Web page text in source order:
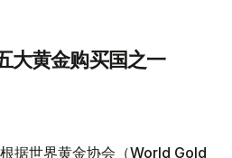
大黄金购买国之一
根据世界黄金协会（World Gold